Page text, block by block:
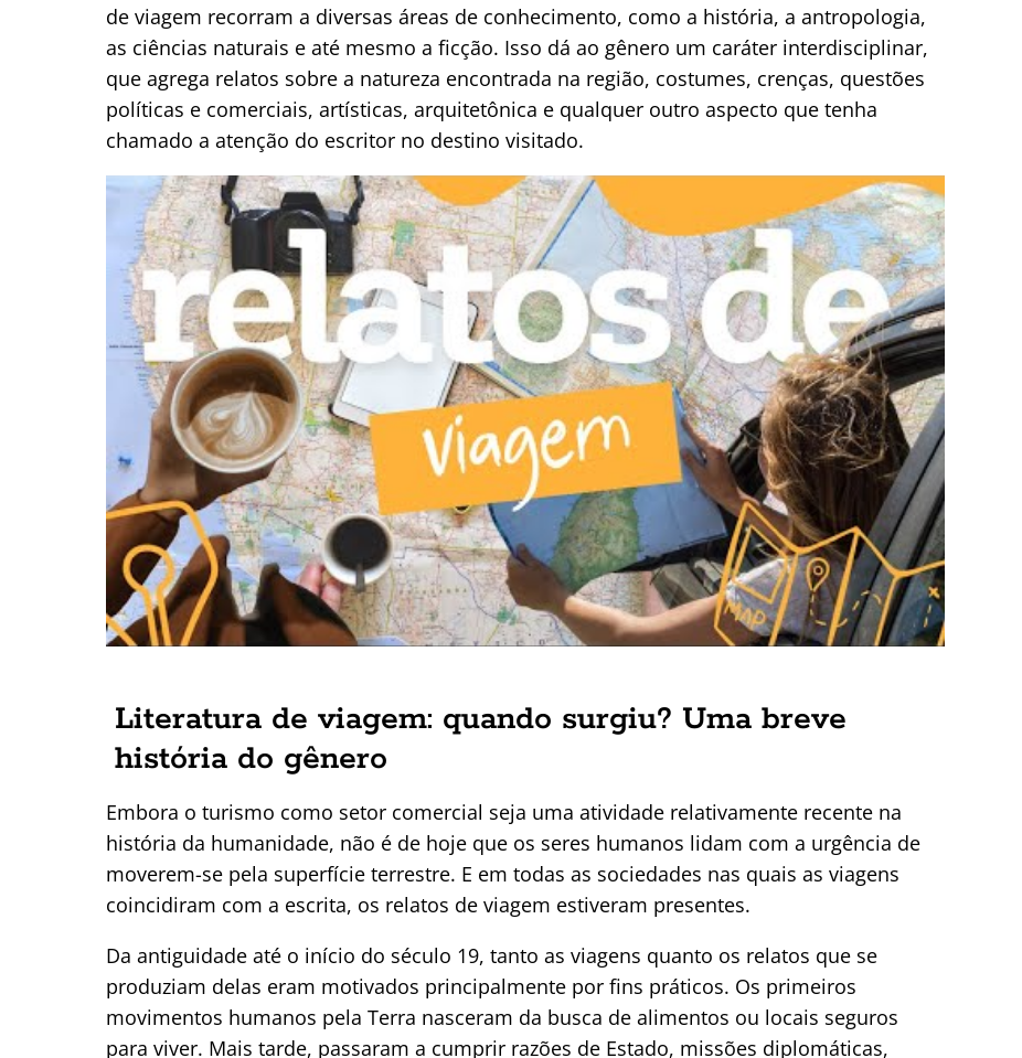
de viagem recorram a diversas áreas de conhecimento, como a história, a antropologia,
as ciências naturais e até mesmo a ficção. Isso dá ao gênero um caráter interdisciplinar,
que agrega relatos sobre a natureza encontrada na região, costumes, crenças, questões
políticas e comerciais, artísticas, arquitetônica e qualquer outro aspecto que tenha
chamado a atenção do escritor no destino visitado.
Literatura de viagem: quando surgiu? Uma breve
história do gênero
Embora o turismo como setor comercial seja uma atividade relativamente recente na
história da humanidade, não é de hoje que os seres humanos lidam com a urgência de
moverem-se pela superfície terrestre. E em todas as sociedades nas quais as viagens
coincidiram com a escrita, os relatos de viagem estiveram presentes.
Da antiguidade até o início do século 19, tanto as viagens quanto os relatos que se
produziam delas eram motivados principalmente por fins práticos. Os primeiros
movimentos humanos pela Terra nasceram da busca de alimentos ou locais seguros
para viver. Mais tarde, passaram a cumprir razões de Estado, missões diplomáticas,